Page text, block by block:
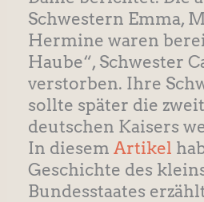
Schwestern Emma,
Hermine waren
Haube“, Schwester
verstorben. Ihre
sollte später die
deutschen Kaisers
In diesem Artikel
Geschichte des
Bundesstaates